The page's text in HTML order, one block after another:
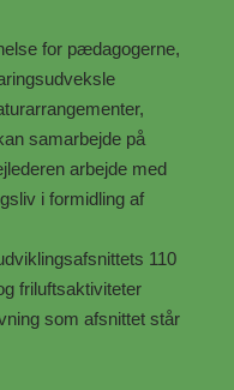
for pædagogerne,
samarbejde på
arbejde med
i formidling af
110
friluftsaktiviteter
som afsnittet står